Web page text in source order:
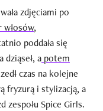
zdjęciami po
włosów,
poddała się
a potem
czas na kolejne
fryzurą i stylizacją, a
zespołu Spice Girls.